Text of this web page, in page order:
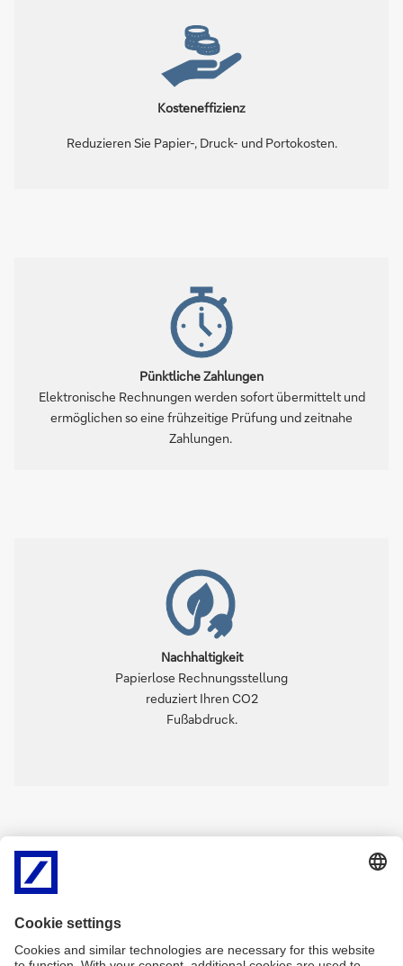
Kosteneffizienz
Reduzieren Sie Papier-, Druck- und Portokosten.
Pünktliche Zahlungen
Elektronische Rechnungen werden sofort übermittelt und
ermöglichen so eine frühzeitige Prüfung und zeitnahe
Zahlungen.
Nachhaltigkeit
Papierlose Rechnungsstellung
reduziert Ihren CO2
Fußabdruck.